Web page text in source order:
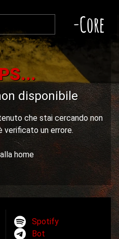
-Core
disponibile
che stai cercando non
verificato un errore.
home
Spotify
Bot